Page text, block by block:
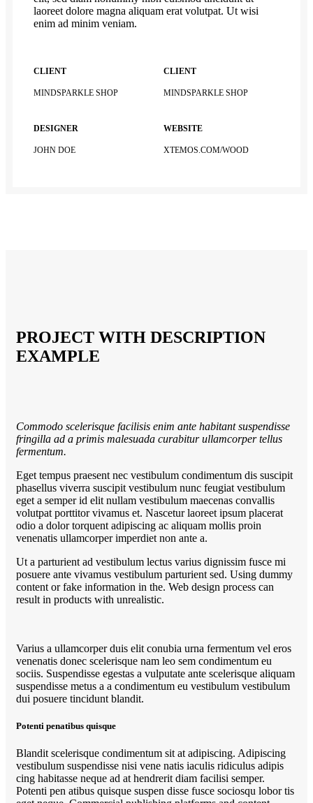
laoreet dolore magna aliquam erat volutpat. Ut wisi
enim ad minim veniam.
CLIENT
MINDSPARKLE SHOP
CLIENT
MINDSPARKLE SHOP
DESIGNER
JOHN DOE
WEBSITE
XTEMOS.COM/WOOD
PROJECT WITH DESCRIPTION
EXAMPLE
Commodo scelerisque facilisis enim ante habitant suspendisse
fringilla ad a primis malesuada curabitur ullamcorper tellus
fermentum.
Eget tempus praesent nec vestibulum condimentum dis suscipit
phasellus viverra suscipit vestibulum nunc feugiat vestibulum
eget a semper id elit nullam vestibulum maecenas convallis
volutpat porttitor vivamus et. Nascetur laoreet ipsum placerat
odio a dolor torquent adipiscing ac aliquam mollis proin
venenatis ullamcorper imperdiet non ante a.
Ut a parturient ad vestibulum lectus varius dignissim fusce mi
posuere ante vivamus vestibulum parturient sed. Using dummy
content or fake information in the. Web design process can
result in products with unrealistic.
Varius a ullamcorper duis elit conubia urna fermentum vel eros
venenatis donec scelerisque nam leo sem condimentum eu
sociis. Suspendisse egestas a vulputate ante scelerisque aliquam
suspendisse metus a a condimentum eu vestibulum vestibulum
dui posuere tincidunt blandit.
Potenti penatibus quisque
Blandit scelerisque condimentum sit at adipiscing. Adipiscing
vestibulum suspendisse nisi vene natis iaculis ridiculus adipis
cing habitasse neque ad at hendrerit diam facilisi semper.
Potenti pen atibus quisque suspen disse fusce sociosqu lobor tis